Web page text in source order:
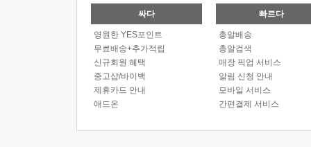
싸다
영원한 YES포인트
무료배송+추가적립
신규회원 혜택
중고샵/바이백
제휴카드 안내
애드온
빠르다
총알배송
총알검색
매장 픽업 서비스
알림 신청 안내
모바일 서비스
간편결제 서비스